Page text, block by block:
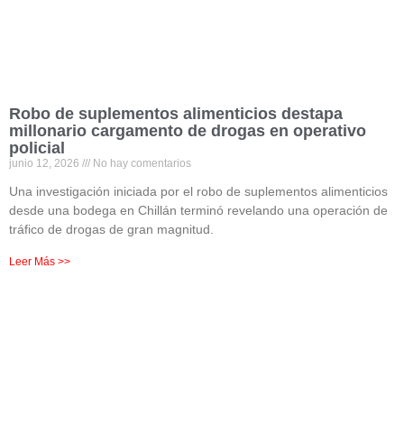
Robo de suplementos alimenticios destapa
millonario cargamento de drogas en operativo
policial
junio 12, 2026 No hay comentarios
Una investigación iniciada por el robo de suplementos alimenticios
desde una bodega en Chillán terminó revelando una operación de
tráfico de drogas de gran magnitud.
Leer Más >>